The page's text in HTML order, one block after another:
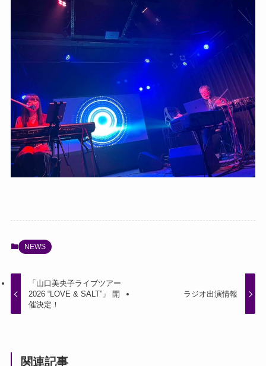
NEWS
「山口美央子ライブツアー
2026 “LOVE & SALT”」 開
催決定！
ラジオ出演情報
関連記事